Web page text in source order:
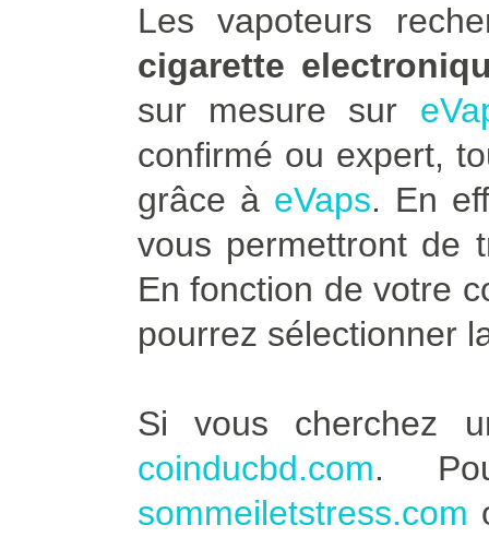
Les vapoteurs
cigarette
sur mesure sur
confirmé ou expert,
grâce à eVaps. En
vous permettront de
En fonction de votre
pourrez sélectionner
Si vous cherchez
coinducbd.com.
sommeiletstress.com